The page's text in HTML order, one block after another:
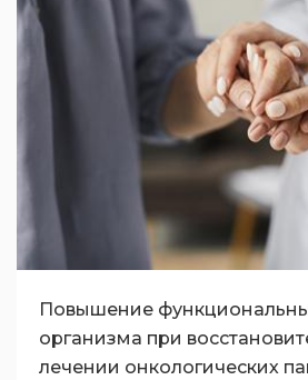
Повышение
организма при
лечении онкологических